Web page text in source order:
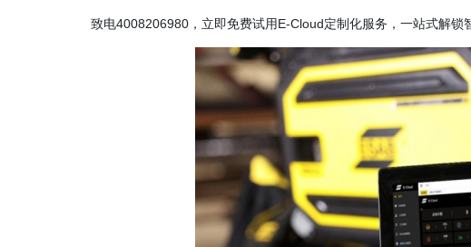
致电4008206980，立即免费试用E-Cloud定制化服务，一站式解锁